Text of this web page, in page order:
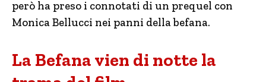
però ha preso i connotati di un prequel con
Monica Bellucci nei panni della befana.
La Befana vien di notte la